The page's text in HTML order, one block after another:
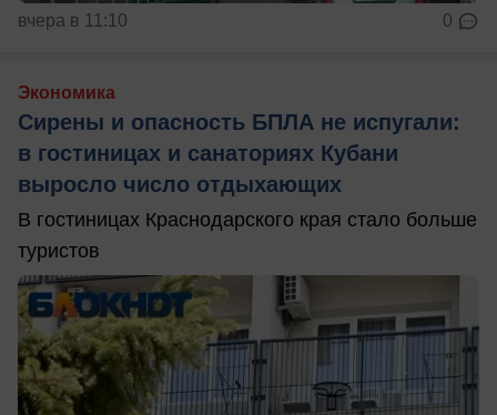
вчера в 11:10 0
Экономика
Сирены и опасность БПЛА не испугали:
в гостиницах и санаториях Кубани
выросло число отдыхающих
В гостиницах Краснодарского края стало больше
туристов